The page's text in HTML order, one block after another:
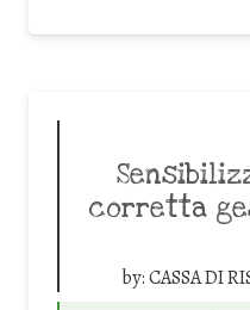
corretta
by:CASSA DI